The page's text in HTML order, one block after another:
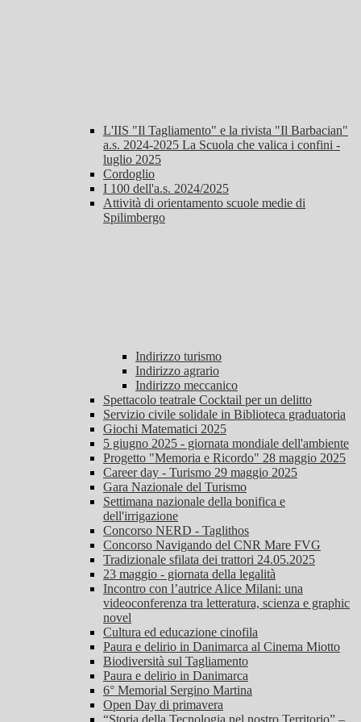
L'IIS "Il Tagliamento" e la rivista "Il Barbacian"
a.s. 2024-2025 La Scuola che valica i confini -
luglio 2025
Cordoglio
I 100 dell'a.s. 2024/2025
Attività di orientamento scuole medie di
Spilimbergo
Indirizzo turismo
Indirizzo agrario
Indirizzo meccanico
Spettacolo teatrale Cocktail per un delitto
Servizio civile solidale in Biblioteca graduatoria
Giochi Matematici 2025
5 giugno 2025 - giornata mondiale dell'ambiente
Progetto "Memoria e Ricordo" 28 maggio 2025
Career day - Turismo 29 maggio 2025
Gara Nazionale del Turismo
Settimana nazionale della bonifica e
dell'irrigazione
Concorso NERD - Taglithos
Concorso Navigando del CNR Mare FVG
Tradizionale sfilata dei trattori 24.05.2025
23 maggio - giornata della legalità
Incontro con l’autrice Alice Milani: una
videoconferenza tra letteratura, scienza e graphic
novel
Cultura ed educazione cinofila
Paura e delirio in Danimarca al Cinema Miotto
Biodiversità sul Tagliamento
Paura e delirio in Danimarca
6° Memorial Sergino Martina
Open Day di primavera